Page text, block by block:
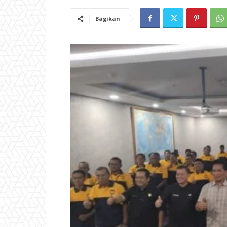
Bagikan